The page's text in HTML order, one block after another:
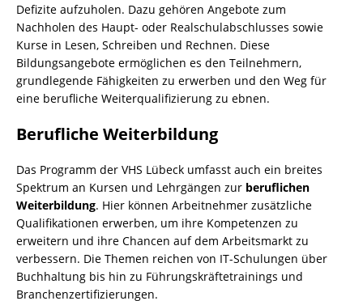
Defizite aufzuholen. Dazu gehören Angebote zum
Nachholen des Haupt- oder Realschulabschlusses sowie
Kurse in Lesen, Schreiben und Rechnen. Diese
Bildungsangebote ermöglichen es den Teilnehmern,
grundlegende Fähigkeiten zu erwerben und den Weg für
eine berufliche Weiterqualifizierung zu ebnen.
Berufliche Weiterbildung
Das Programm der VHS Lübeck umfasst auch ein breites
Spektrum an Kursen und Lehrgängen zur beruflichen
Weiterbildung. Hier können Arbeitnehmer zusätzliche
Qualifikationen erwerben, um ihre Kompetenzen zu
erweitern und ihre Chancen auf dem Arbeitsmarkt zu
verbessern. Die Themen reichen von IT-Schulungen über
Buchhaltung bis hin zu Führungskräftetrainings und
Branchenzertifizierungen.